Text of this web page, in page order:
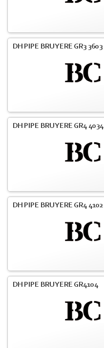
DH PIPE BRUYERE GR3 3603
DH PIPE BRUYERE GR4 4034
DH PIPE BRUYERE GR4 4102
DH PIPE BRUYERE GR4104